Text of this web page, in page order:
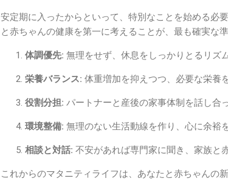
安定期に入ったからといって、特別なことを始める必
と赤ちゃんの健康を第一に考えることが、最も確実な準
体調優先: 無理をせず、休息をしっかりとるリズ
栄養バランス: 体重増加を抑えつつ、必要な栄養
役割分担: パートナーと産後の家事体制を話し合
環境整備: 無理のない生活動線を作り、心に余裕を
相談と対話: 不安があれば専門家に聞き、家族と
これからのマタニティライフは、あなたと赤ちゃんの